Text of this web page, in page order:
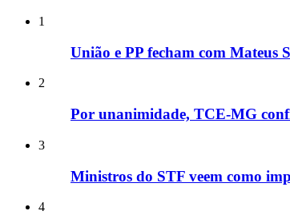
1
União e PP fecham com Mateus
2
Por unanimidade, TCE-MG
3
Ministros do STF veem como
4